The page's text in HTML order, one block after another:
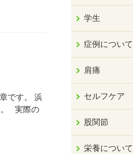
です。 浜
。 実際の
学生
症例について
肩痛
セルフケア
股関節
栄養について